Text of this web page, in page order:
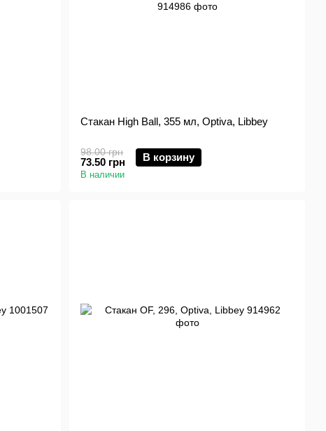
Стакан High Ball, 355 мл, Optiva, Libbey
98.00 грн
73.50 грн В корзину
В наличии